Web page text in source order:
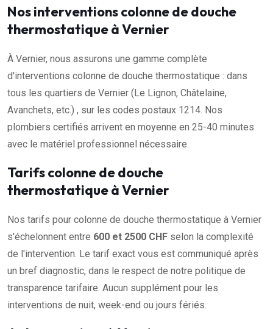
Nos interventions colonne de douche
thermostatique à Vernier
À Vernier, nous assurons une gamme complète
d'interventions colonne de douche thermostatique : dans
tous les quartiers de Vernier (Le Lignon, Châtelaine,
Avanchets, etc.) , sur les codes postaux 1214. Nos
plombiers certifiés arrivent en moyenne en 25-40 minutes
avec le matériel professionnel nécessaire.
Tarifs colonne de douche
thermostatique à Vernier
Nos tarifs pour colonne de douche thermostatique à Vernier
s'échelonnent entre 600 et 2500 CHF selon la complexité
de l'intervention. Le tarif exact vous est communiqué après
un bref diagnostic, dans le respect de notre politique de
transparence tarifaire. Aucun supplément pour les
interventions de nuit, week-end ou jours fériés.